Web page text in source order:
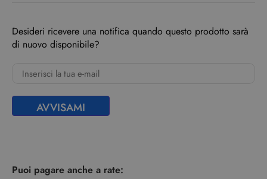
Desideri ricevere una notifica quando questo prodotto sarà
di nuovo disponibile?
AVVISAMI
Puoi pagare anche a rate: